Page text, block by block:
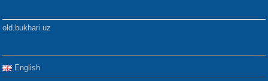
old.bukhari.uz
English